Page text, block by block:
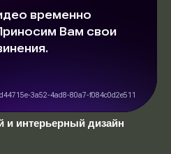
интерьерный дизайн